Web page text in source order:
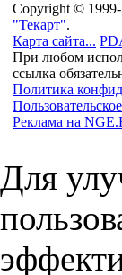
Copyright ©
"Текарт".
Карта сайта...
При любом
ссылка
Политика
Реклама на
Для